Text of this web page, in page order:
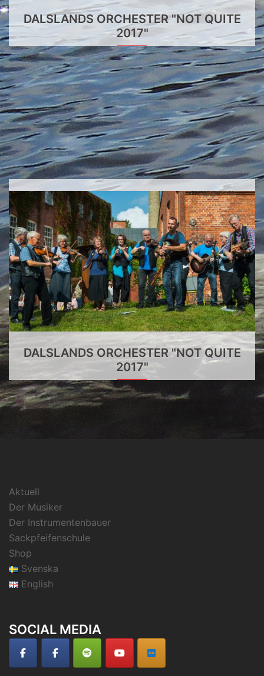
DALSLANDS ORCHESTER "NOT QUITE
2017"
DALSLANDS ORCHESTER "NOT QUITE
2017"
Aktuell
Der Musiker
Der Instrumentenbauer
Sackpfeifenschule
Shop
Svenska
English
SOCIAL MEDIA